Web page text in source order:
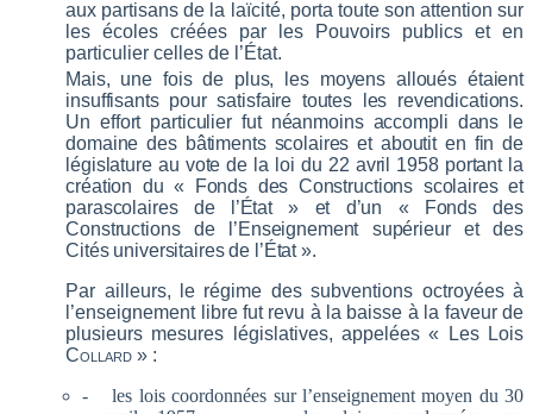
aux partisans de la laïcité, porta toute son attention sur
les écoles créées par les Pouvoirs publics et en
particulier celles de l’État.
Mais, une fois de plus, les moyens alloués étaient
insuffisants pour satisfaire toutes les revendications.
Un effort particulier fut néanmoins accompli dans le
domaine des bâtiments scolaires et aboutit en fin de
législature au vote de la loi du 22 avril 1958 portant la
création du « Fonds des Constructions scolaires et
parascolaires de l’État » et d’un « Fonds des
Constructions de l’Enseignement supérieur et des
Cités universitaires de l’État ».
Par ailleurs, le régime des subventions octroyées à
l’enseignement libre fut revu à la baisse à la faveur de
plusieurs mesures législatives, appelées « Les Lois
Collard » :
-
les lois coordonnées sur l’enseignement moyen du 30